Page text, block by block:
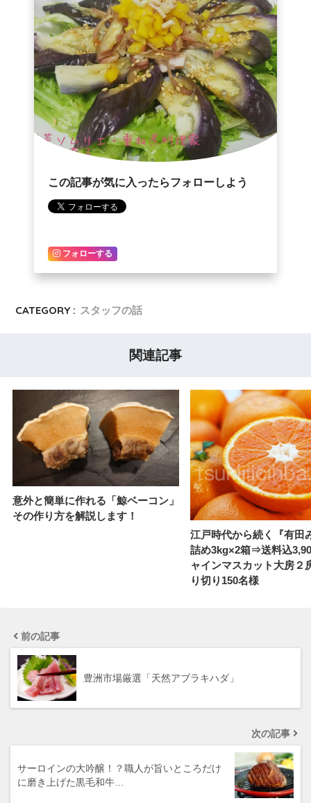
この記事が気に入ったらフォローしよう
フォローする
CATEGORY : スタッフの話
関連記事
意外と簡単に作れる「鯨ベーコン」
その作り方を解説します！
江戸時代から続く『有田
詰め3kg×2箱⇒送料込
ャインマスカット大房
り切り150名様
前の記事
豊洲市場厳選「天然アブラキハダ」
次の記事
サーロインの大吟醸！？職人が旨いところだけ
に磨き上げた黒毛和牛…